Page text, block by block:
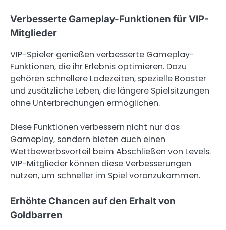
Verbesserte Gameplay-Funktionen für VIP-
Mitglieder
VIP-Spieler genießen verbesserte Gameplay-
Funktionen, die ihr Erlebnis optimieren. Dazu
gehören schnellere Ladezeiten, spezielle Booster
und zusätzliche Leben, die längere Spielsitzungen
ohne Unterbrechungen ermöglichen.
Diese Funktionen verbessern nicht nur das
Gameplay, sondern bieten auch einen
Wettbewerbsvorteil beim Abschließen von Levels.
VIP-Mitglieder können diese Verbesserungen
nutzen, um schneller im Spiel voranzukommen.
Erhöhte Chancen auf den Erhalt von
Goldbarren